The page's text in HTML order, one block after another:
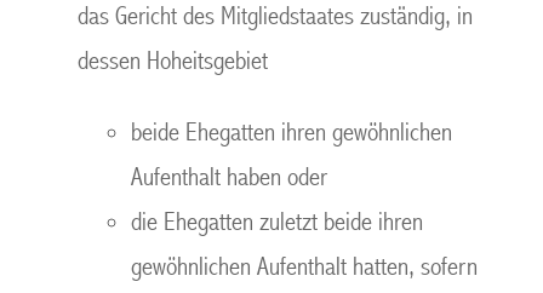
das Gericht des Mitgliedstaates zuständig, in
dessen Hoheitsgebiet
beide Ehegatten ihren gewöhnlichen
Aufenthalt haben oder
die Ehegatten zuletzt beide ihren
gewöhnlichen Aufenthalt hatten, sofern